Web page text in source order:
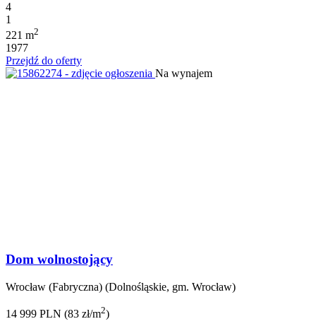
4
1
221 m2
1977
Przejdź do oferty
Na wynajem
Dom wolnostojący
Wrocław (Fabryczna) (Dolnośląskie, gm. Wrocław)
14 999 PLN (83 zł/m2)